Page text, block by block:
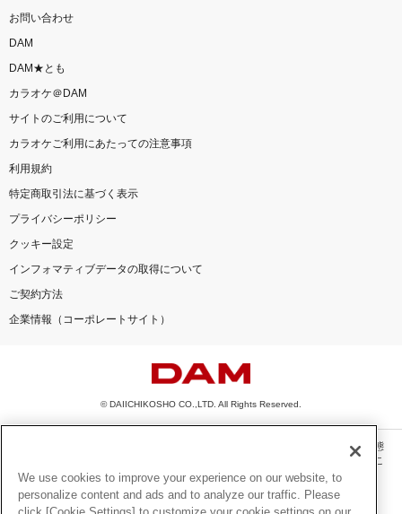
お問い合わせ
DAM
DAM★とも
カラオケ＠DAM
サイトのご利用について
カラオケご利用にあたっての注意事項
利用規約
特定商取引法に基づく表示
プライバシーポリシー
クッキー設定
インフォマティブデータの取得について
ご契約方法
企業情報（コーポレートサイト）
© DAIICHIKOSHO CO.,LTD. All Rights Reserved.
このサイトに掲載されている一切の文章・画像・写真・動画・音声等を、手段や形態
を問わず、著作権法の定める範囲を超えて無断で複製、転載、ファイル化などするこ
とを禁じます。
楽曲及びコンテンツは、機種によりご利用いただけない場合があります。
We use cookies to improve your experience on our website, to
personalize content and ads and to analyze our traffic. Please